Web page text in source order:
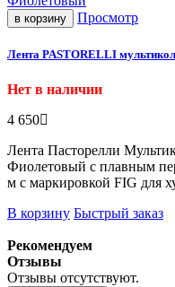
в корзину Просмотр
Лента PASTORELLI
Нет в наличии
4 650
Лента Пасторелли
Фиолетовый с плавным
м с маркировкой FIG для
В корзину Быстрый заказ
Рекомендуем
Отзывы
Отзывы отсутствуют.